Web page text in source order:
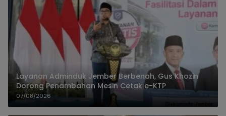
Layanan Adminduk Jember Berbenah, Gus Khozin
Dorong Penambahan Mesin Cetak e-KTP
07/08/2026